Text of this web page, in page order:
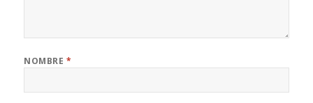
NOMBRE *